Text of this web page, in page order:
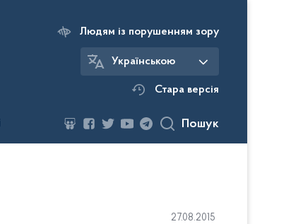
Людям із порушенням зору
Українською
Стара версія
Пошук
27.08.2015